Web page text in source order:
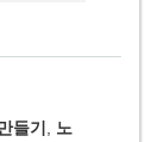
들기
노